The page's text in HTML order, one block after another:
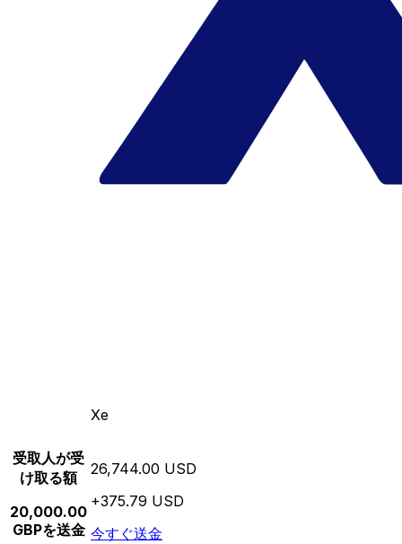
Xe
受取人が受
け取る額
20,000.00
GBPを送金
26,744.00 USD
+375.79 USD
今すぐ送金